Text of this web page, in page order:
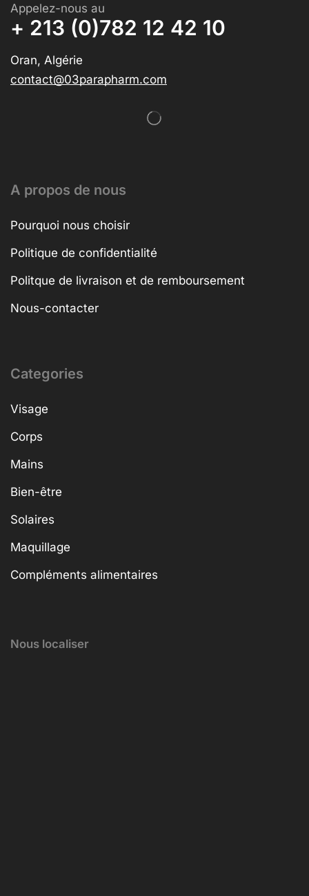
Appelez-nous au
+ 213 (0)782 12 42 10
Oran, Algérie
contact@03parapharm.com
A propos de nous
Pourquoi nous choisir
Politique de confidentialité
Politque de livraison et de remboursement
Nous-contacter
Categories
Visage
Corps
Mains
Bien-être
Solaires
Maquillage
Compléments alimentaires
Nous localiser